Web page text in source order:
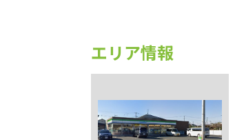
エリア情報